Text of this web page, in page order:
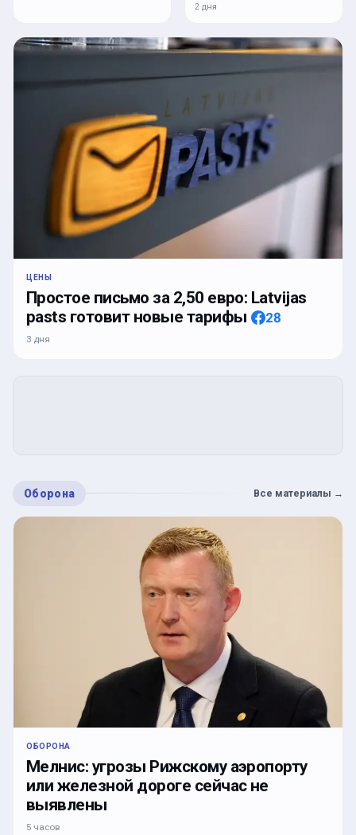
2 дня
ЦЕНЫ
Простое письмо за 2,50 евро: Latvijas
pasts готовит новые тарифы
28
3 дня
Оборона Все материалы →
ОБОРОНА
Мелнис: угрозы Рижскому аэропорту
или железной дороге сейчас не
выявлены
5 часов